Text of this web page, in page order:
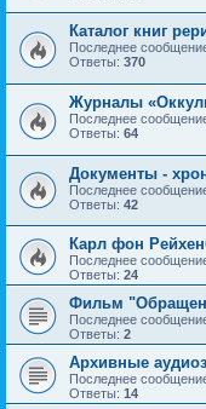
Каталог книг
Последнее
Ответы: 370
Журналы
Последнее
Ответы: 64
Документы -
Последнее
Ответы: 42
Карл фон
Последнее
Ответы: 24
Фильм
Последнее
Ответы: 2
Архивные
Последнее
Ответы: 14